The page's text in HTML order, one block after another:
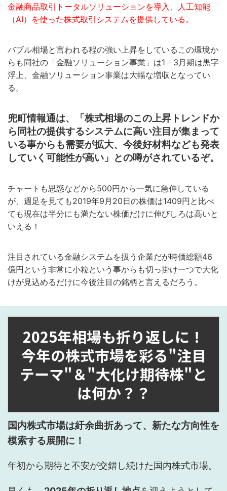
金融商品取引トータルソリューションを導入、人工知能
（AI）を使った株式取引システムを提供している。
バブル相場と言われる程の強い上昇をしているこの環境か
らも同社の「金融ソリューション事業」は1－3月期は黒字
浮上、金融ソリューション事業は大幅な増収となってい
る。
兜町情報通は、「株式相場のこの上昇トレンドか
ら同社の提供するシステムに高い注目が集まって
いる事からも需要が拡大、今後好材料なども発表
していく可能性が高い」との噂がされているぞ。
チャートも思惑などから500円から一気に急伸している
が、週足を見ても2019年9月20日の株価は1409円と比べ
ても現在は半分にも満たない株価だけに伸びしろは高いと
いえる！
注目されている金融システムを扱う企業だが時価総額46
億円という非常に小粒という事からも切っ掛け一つで大化
けが見込めるだけに今後注目の銘柄と言えるだろう。
2025年相場も折り返しに！
今年の株式市場を彩る"注目
テーマ"＆"大化け期待株"と
は何か？？
国内株式市場は紆余曲折あって、新たな方向性を
模索する展開に！
年初から期待と不安が交錯し続けた国内株式市場。